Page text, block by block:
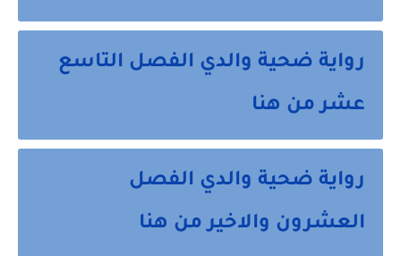
رواية ضحية والدي الفصل التاسع
عشر من هنا
رواية ضحية والدي الفصل
العشرون والاخير من هنا